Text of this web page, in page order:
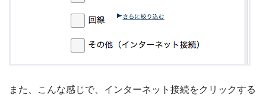
また、こんな感じで、インターネット接続をクリックする